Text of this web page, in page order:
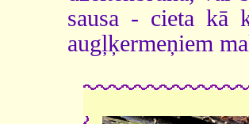
sausa - cieta kā
augļķermeņiem